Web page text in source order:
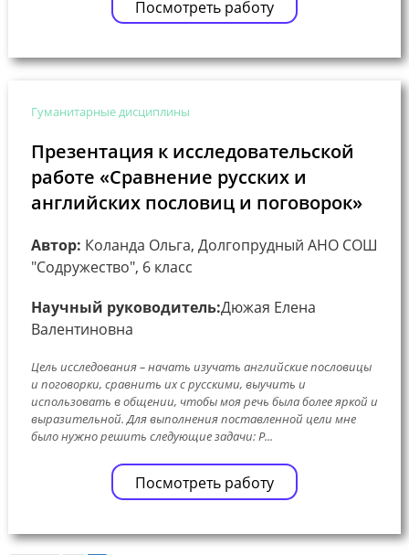
Посмотреть работу
Гуманитарные дисциплины
Презентация к исследовательской
работе «Сравнение русских и
английских пословиц и поговорок»
Автор: Коланда Ольга, Долгопрудный АНО СОШ
"Содружество", 6 класс
Научный руководитель:Дюжая Елена
Валентиновна
Цель исследования – начать изучать английские пословицы
и поговорки, сравнить их с русскими, выучить и
использовать в общении, чтобы моя речь была более яркой и
выразительной. Для выполнения поставленной цели мне
было нужно решить следующие задачи: Р...
Посмотреть работу